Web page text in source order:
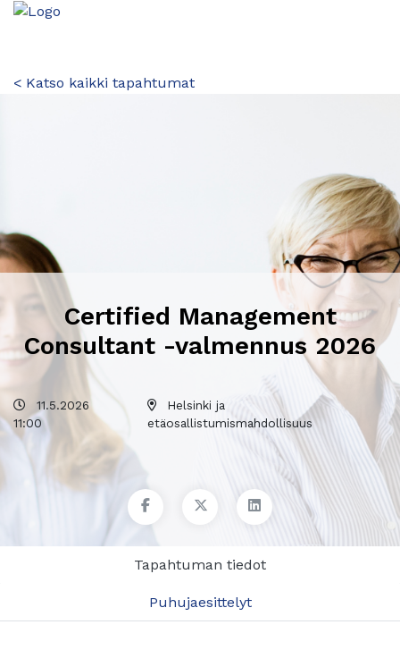
< Katso kaikki tapahtumat
Certified Management
Consultant -valmennus 2026
11.5.2026
11:00
Helsinki ja
etäosallistumismahdollisuus
Tapahtuman tiedot
Puhujaesittelyt